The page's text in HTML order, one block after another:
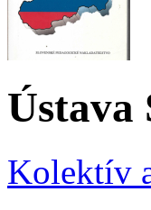
Ústava
Kolektív